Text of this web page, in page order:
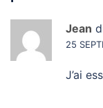
Jean
25
J’ai